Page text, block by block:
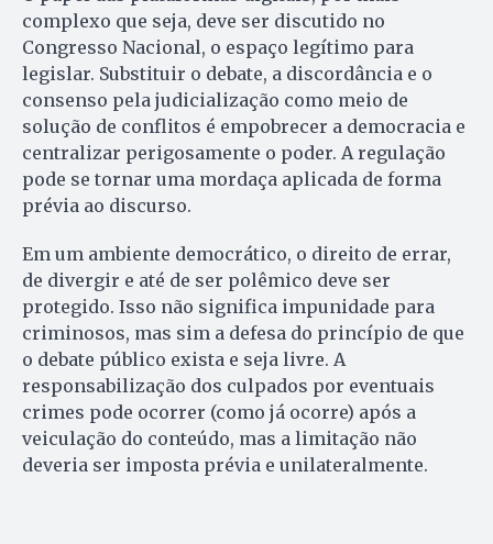
complexo que seja, deve ser discutido no
Congresso Nacional, o espaço legítimo para
legislar. Substituir o debate, a discordância e o
consenso pela judicialização como meio de
solução de conflitos é empobrecer a democracia e
centralizar perigosamente o poder. A regulação
pode se tornar uma mordaça aplicada de forma
prévia ao discurso.
Em um ambiente democrático, o direito de errar,
de divergir e até de ser polêmico deve ser
protegido. Isso não significa impunidade para
criminosos, mas sim a defesa do princípio de que
o debate público exista e seja livre. A
responsabilização dos culpados por eventuais
crimes pode ocorrer (como já ocorre) após a
veiculação do conteúdo, mas a limitação não
deveria ser imposta prévia e unilateralmente.